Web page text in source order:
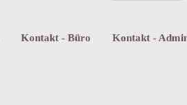
Kontakt - Büro Kontakt -